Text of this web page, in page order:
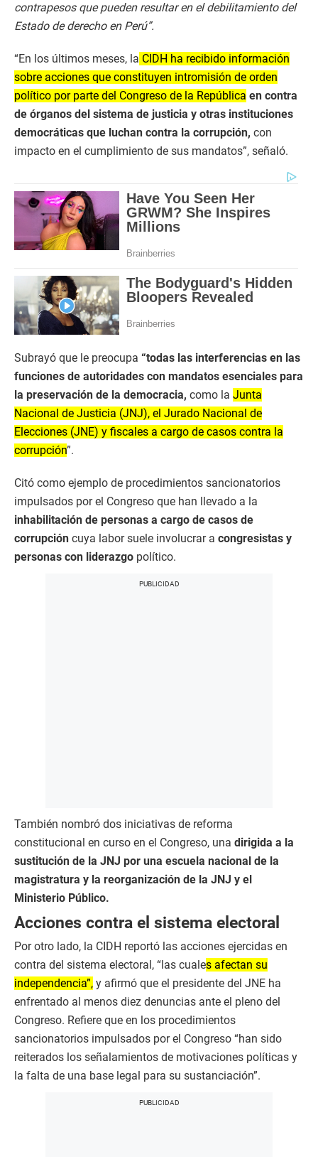
contrapesos que pueden resultar en el debilitamiento del
Estado de derecho en Perú”.
“En los últimos meses, la CIDH ha recibido información
sobre acciones que constituyen intromisión de orden
político por parte del Congreso de la República en contra
de órganos del sistema de justicia y otras instituciones
democráticas que luchan contra la corrupción, con
impacto en el cumplimiento de sus mandatos”, señaló.
Subrayó que le preocupa “todas las interferencias en las
funciones de autoridades con mandatos esenciales para
la preservación de la democracia, como la Junta
Nacional de Justicia (JNJ), el Jurado Nacional de
Elecciones (JNE) y fiscales a cargo de casos contra la
corrupción”.
Citó como ejemplo de procedimientos sancionatorios
impulsados por el Congreso que han llevado a la
inhabilitación de personas a cargo de casos de
corrupción cuya labor suele involucrar a congresistas y
personas con liderazgo político.
También nombró dos iniciativas de reforma
constitucional en curso en el Congreso, una dirigida a la
sustitución de la JNJ por una escuela nacional de la
magistratura y la reorganización de la JNJ y el
Ministerio Público.
Acciones contra el sistema electoral
Por otro lado, la CIDH reportó las acciones ejercidas en
contra del sistema electoral, “las cuales afectan su
independencia”, y afirmó que el presidente del JNE ha
enfrentado al menos diez denuncias ante el pleno del
Congreso. Refiere que en los procedimientos
sancionatorios impulsados por el Congreso “han sido
reiterados los señalamientos de motivaciones políticas y
la falta de una base legal para su sustanciación”.